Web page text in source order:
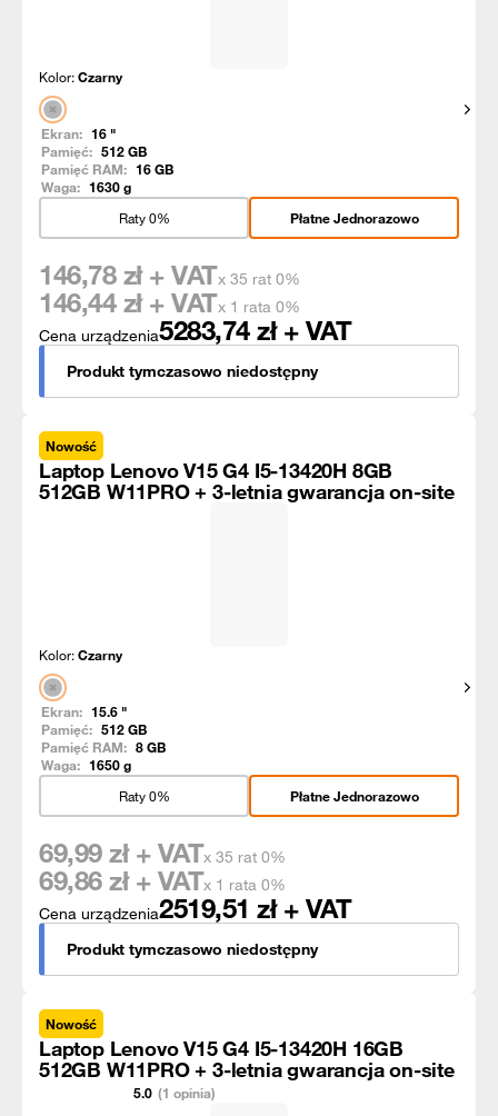
Kolor:Czarny
Ekran: 16 "
Pamięć: 512GB
Pamięć RAM: 16GB
Waga: 1630g
Płatne Jednorazowo
Raty 0%
Cena urządzenia5283,74 zł + VAT
146,78 zł + VATx 35 rat 0%
146,44 zł + VATx 1 rata 0%
Produkt tymczasowo niedostępny
Nowość
Laptop Lenovo V15 G4 I5-13420H 8GB
512GB W11PRO + 3-letnia gwarancja on-site
Kolor:Czarny
Ekran: 15.6 "
Pamięć: 512GB
Pamięć RAM: 8GB
Waga: 1650g
Płatne Jednorazowo
Raty 0%
Cena urządzenia2519,51 zł + VAT
69,99 zł + VATx 35 rat 0%
69,86 zł + VATx 1 rata 0%
Produkt tymczasowo niedostępny
Nowość
Laptop Lenovo V15 G4 I5-13420H 16GB
512GB W11PRO + 3-letnia gwarancja on-site
5.0 (1 opinia)